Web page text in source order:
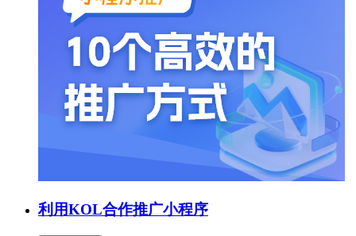
利用KOL合作推广小程序